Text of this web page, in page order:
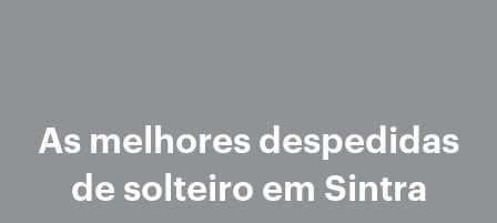
As melhores despedidas
de solteiro em Sintra